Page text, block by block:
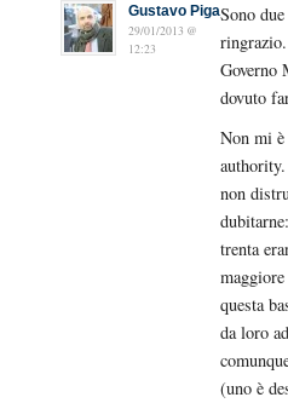
Gustavo Piga
29/01/2013 @
12:23
Sono
Governo
dovuto
Non mi è
non
trenta
questa
da loro
(uno è